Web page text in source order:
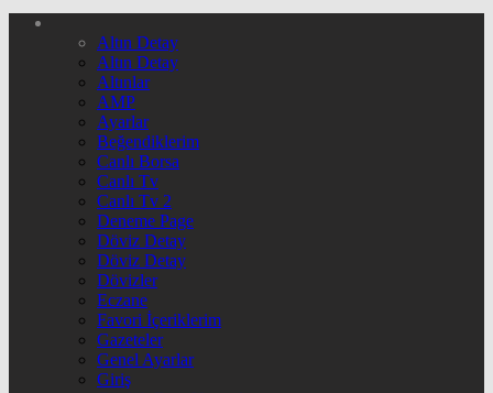
Altın Detay
Altın Detay
Altınlar
AMP
Ayarlar
Beğendiklerim
Canlı Borsa
Canlı Tv
Canlı Tv 2
Deneme Page
Döviz Detay
Döviz Detay
Dövizler
Eczane
Favori İçeriklerim
Gazeteler
Genel Ayarlar
Giriş